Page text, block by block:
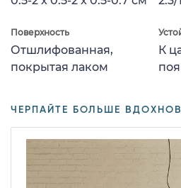
Поверхность
Отшлифованная,
покрытая лаком
К
ЧЕРПАЙТЕ БОЛЬШЕ